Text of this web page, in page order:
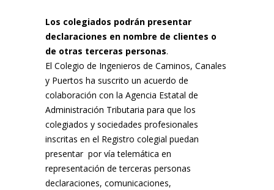
Los colegiados podrán presentar
declaraciones en nombre de clientes o
de otras terceras personas.
El Colegio de Ingenieros de Caminos, Canales
y Puertos ha suscrito un acuerdo de
colaboración con la Agencia Estatal de
Administración Tributaria para que los
colegiados y sociedades profesionales
inscritas en el Registro colegial puedan
presentar por vía telemática en
representación de terceras personas
declaraciones, comunicaciones,